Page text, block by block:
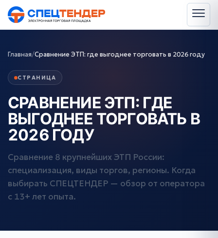
Главная/Сравнение ЭТП: где выгоднее торговать в 2026 году
СТРАНИЦА
СРАВНЕНИЕ ЭТП: ГДЕ
ВЫГОДНЕЕ ТОРГОВАТЬ В
2026 ГОДУ
Сравнение 8 крупнейших ЭТП России:
специализация, виды торгов, регионы. Когда
выбирать СПЕЦТЕНДЕР — обзор от оператора
с 13+ лет опыта.